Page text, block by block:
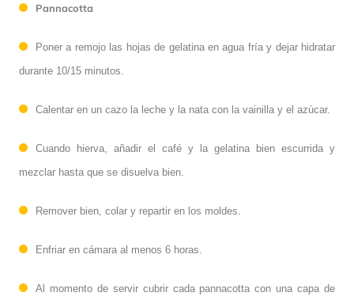
Pannacotta
Poner a remojo las hojas de gelatina en agua fría y dejar hidratar
durante 10/15 minutos.
Calentar en un cazo la leche y la nata con la vainilla y el azúcar.
Cuando hierva, añadir el café y la gelatina bien escurrida y
mezclar hasta que se disuelva bien.
Remover bien, colar y repartir en los moldes.
Enfriar en cámara al menos 6 horas.
Al momento de servir cubrir cada pannacotta con una capa de